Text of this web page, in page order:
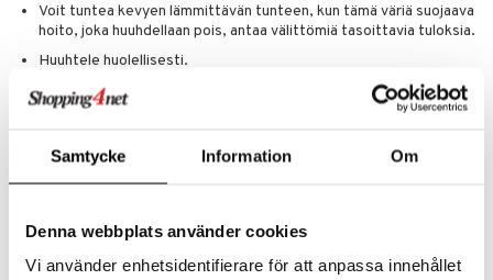
Samtycke Information Om
Denna webbplats använder cookies
Vi använder enhetsidentifierare för att anpassa innehållet
Voit tuntea kevyen lämmittävän tunteen, kun tämä väriä suojaava
hoito, joka huuhdellaan pois, antaa välittömiä tasoittavia tuloksia.
Huuhtele huolellisesti.
Jatka Super Smooth Conditioner -hoitoaineella, jos haluat.
Alcohol Denat., Propylene Glycol, Glycerin, Water (Aqua, Eau),
Phenoxyethanol, Sodium Benzoate, Methylchloroisothiazolinone,
Hexamethylindanopyran, Benzyl Salicylate, Geraniol, Hexyl Cinnamal,